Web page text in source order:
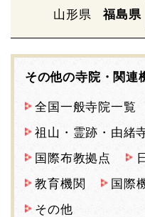
山形県 福島県
その他の寺院・関連
全国一般寺院一覧
祖山・霊跡・由緒
国際布教拠点
教育機関
国際
その他